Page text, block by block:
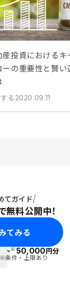
産投資におけるキ
ーの重要性と賢い
る 2020.09.11
てガイド
無料公開中！
てみる
ト※50,000円分
※条件・上限あり